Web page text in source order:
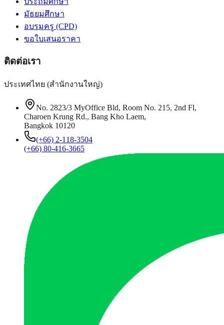
มัธยมศึกษา
อบรมครู (CPD)
ขอใบเสนอราคา
ติดต่อเรา
ประเทศไทย (สำนักงานใหญ่)
No. 2823/3 MyOffice Bld, Room No. 215, 2nd Fl,
Charoen Krung Rd., Bang Kho Laem,
Bangkok 10120
(+66) 2-118-3504
(+66) 80-416-3665